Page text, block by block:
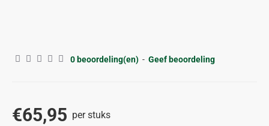
0 beoordeling(en) - Geef beoordeling
€65,95 per stuks